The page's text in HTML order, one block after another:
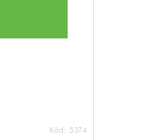
Kód: 5374